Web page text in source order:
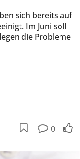
sich bereits auf
Im Juni soll
die Probleme
0